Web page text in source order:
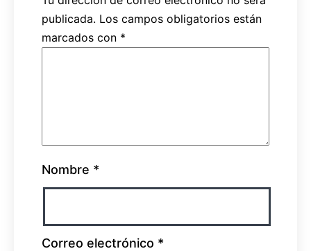
publicada. Los campos obligatorios están
marcados con *
Nombre *
Correo electrónico *